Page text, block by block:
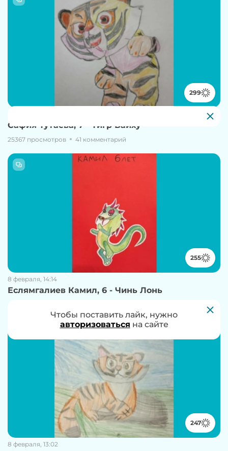
299
Сафия Тутаева, 7 - Тигр Байху
25367 просмотров 41 комментарий
255
8 февраля, 14:14
Еслямгалиев Камил, 6 - Чинь Лонь
247
8 февраля, 13:02
Чтобы проголосовать за работу, нужно
авторизоваться на сайте
Чтобы поставить лайк, нужно
авторизоваться на сайте